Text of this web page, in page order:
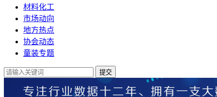
材料化工
市场动向
地方热点
协会动态
童装专题
提交